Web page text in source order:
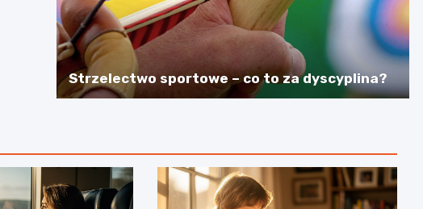
Strzelectwo sportowe – co to za dyscyplina?